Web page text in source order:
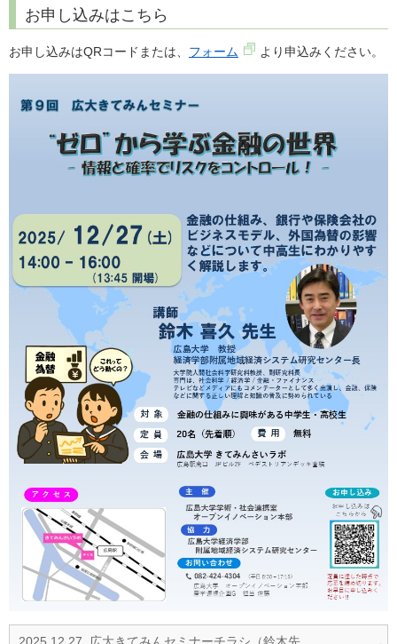
お申し込みはこちら
お申し込みはQRコードまたは、 フォーム より申込みください。